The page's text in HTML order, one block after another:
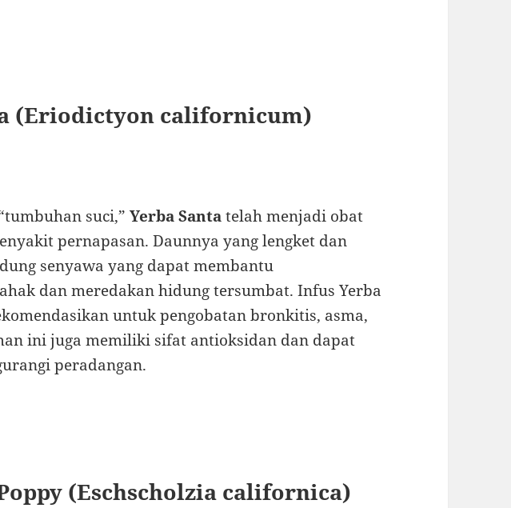
(Eriodictyon californicum)
suci,”Yerba Santatelah menjadi obat
pernapasan. Daunnya yang lengket dan
senyawa yang dapat membantu
dan meredakan hidung tersumbat. Infus Yerba
untuk pengobatan bronkitis, asma,
ini juga memiliki sifat antioksidan dan dapat
peradangan.
(Eschscholzia californica)